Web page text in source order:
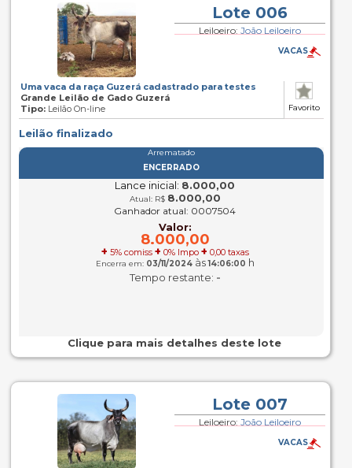
Lote 006
Leiloeiro: João Leiloeiro
Uma vaca da raça Guzerá cadastrado para testes
Grande Leilão de Gado Guzerá
Tipo:Leilão On-line Favorito
VACAS
Leilão finalizado
Arrematado
ENCERRADO
Lance inicial: 8.000,00
Atual: R$ 8.000,00
Ganhador atual: 0007504
Valor:
8.000,00
+ 5% comiss + 0% Impo + 0,00 taxas
Encerra em: 03/11/2024às14:06:00 h
Tempo restante: -
Clique para mais detalhes deste lote
Lote 007
Leiloeiro: João Leiloeiro
VACAS